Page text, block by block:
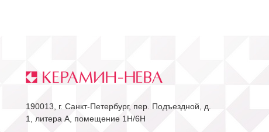
190013, г. Санкт-Петербург, пер. Подъездной, д.
1, литера А, помещение 1Н/6Н